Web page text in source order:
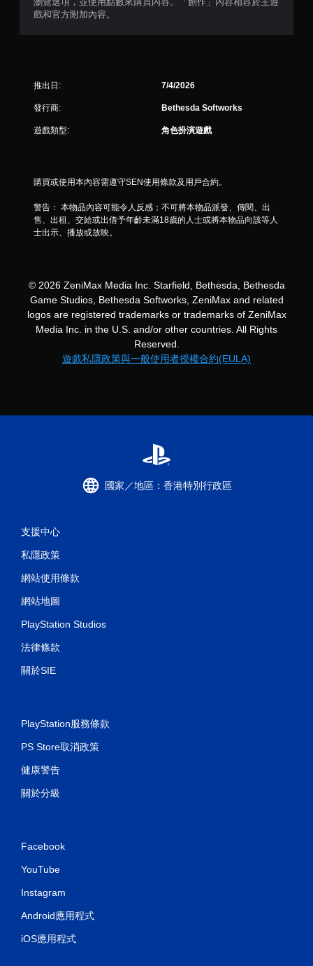
，
戲和官方附加內容。
推出日: 7/4/2026
發行商: Bethesda Softworks
遊戲類型: 角色扮演遊戲
購買或使用本內容需遵守SEN使用條款及用戶合約。
警告： 本物品內容可能令人反感；不可將本物品派發、傳閱、出
售、出租、交給或出借予年齡未滿18歲的人士或將本物品向該等人
士出示、播放或放映。
© 2026 ZeniMax Media Inc. Starfield, Bethesda, Bethesda
Game Studios, Bethesda Softworks, ZeniMax and related
logos are registered trademarks or trademarks of ZeniMax
Media Inc. in the U.S. and/or other countries. All Rights
Reserved.
遊戲私隱政策與一般使用者授權合約(EULA)
國家／地區：香港特別行政區
支援中心
私隱政策
網站使用條款
網站地圖
PlayStation Studios
法律條款
關於SIE
PlayStation服務條款
PS Store取消政策
健康警告
關於分級
Facebook
YouTube
Instagram
Android應用程式
iOS應用程式